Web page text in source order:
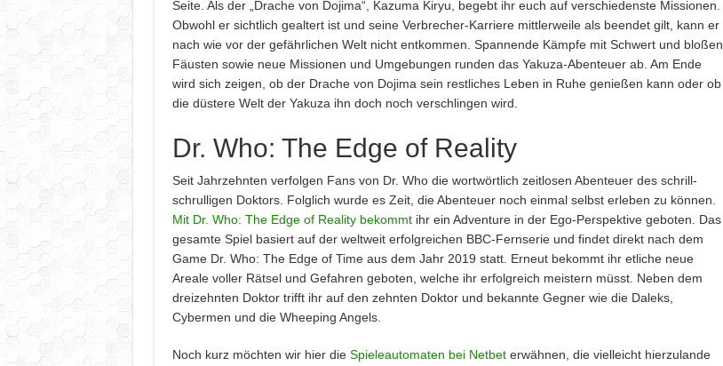
Seite. Als der „Drache von Dojima“, Kazuma Kiryu, begebt ihr euch auf verschiedenste Missionen.
Obwohl er sichtlich gealtert ist und seine Verbrecher-Karriere mittlerweile als beendet gilt, kann er
nach wie vor der gefährlichen Welt nicht entkommen. Spannende Kämpfe mit Schwert und bloßen
Fäusten sowie neue Missionen und Umgebungen runden das Yakuza-Abenteuer ab. Am Ende
wird sich zeigen, ob der Drache von Dojima sein restliches Leben in Ruhe genießen kann oder ob
die düstere Welt der Yakuza ihn doch noch verschlingen wird.
Dr. Who: The Edge of Reality
Seit Jahrzehnten verfolgen Fans von Dr. Who die wortwörtlich zeitlosen Abenteuer des schrill-
schrulligen Doktors. Folglich wurde es Zeit, die Abenteuer noch einmal selbst erleben zu können.
Mit Dr. Who: The Edge of Reality bekommtihr ein Adventure in der Ego-Perspektive geboten. Das
gesamte Spiel basiert auf der weltweit erfolgreichen BBC-Fernserie und findet direkt nach dem
Game Dr. Who: The Edge of Time aus dem Jahr 2019 statt. Erneut bekommt ihr etliche neue
Areale voller Rätsel und Gefahren geboten, welche ihr erfolgreich meistern müsst. Neben dem
dreizehnten Doktor trifft ihr auf den zehnten Doktor und bekannte Gegner wie die Daleks,
Cybermen und die Wheeping Angels.
Noch kurz möchten wir hier die Spieleautomaten bei Netbeterwähnen, die vielleicht hierzulande